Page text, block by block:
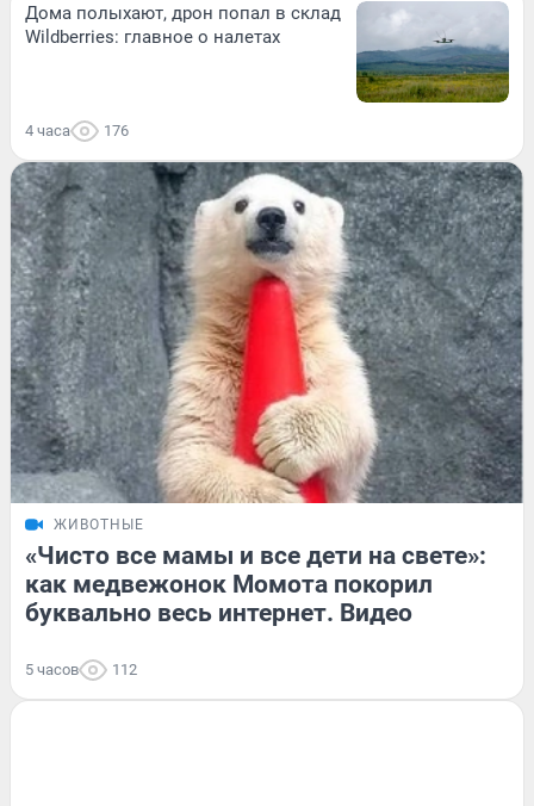
Дома полыхают, дрон попал в склад
Wildberries: главное о налетах
4 часа 176
ЖИВОТНЫЕ
«Чисто все мамы и все дети на свете»:
как медвежонок Момота покорил
буквально весь интернет. Видео
5 часов 112